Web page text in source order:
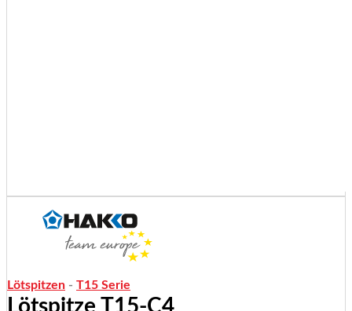
Lötspitzen - T15 Serie
Lötspitze T15-C4